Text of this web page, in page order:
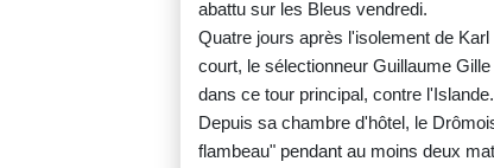
abattu sur les Bleus vendredi.
Quatre jours après l'isolement de
court, le sélectionneur Guillaume
dans ce tour principal, contre l'Islande.
Depuis sa chambre d'hôtel, le
flambeau" pendant au moins deux